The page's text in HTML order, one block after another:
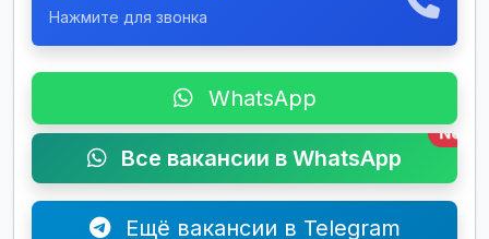
Нажмите для звонка
WhatsApp
Все вакансии в WhatsApp
New
Ещё вакансии в Telegram